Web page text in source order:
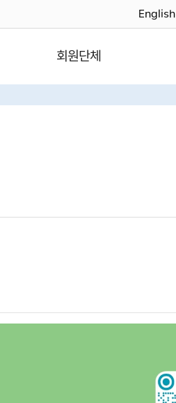
English
회원단체